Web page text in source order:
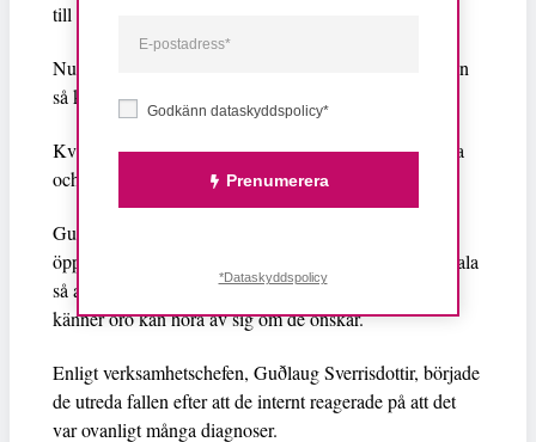
till Ekot.
Nu anmäler Akademiska sjukhuset sig själva genom en
så kallade Lex Maria-anmälan.
Kvinnorna har fått besked om de felaktiga diagnoserna
och onödiga operationerna via telefon och brevledes.
Guðlaug Sverrisdottir säger till Ekot att de också har
öppnat ett telefonlinje in till Kvinnosjukvården i Uppsala
så att kvinnor som fått en liknande diagnos eller bara
känner oro kan höra av sig om de önskar.
Enligt verksamhetschefen, Guðlaug Sverrisdottir, började
de utreda fallen efter att de internt reagerade på att det
var ovanligt många diagnoser.
Godkänn dataskyddspolicy*
Prenumerera
*Dataskyddspolicy